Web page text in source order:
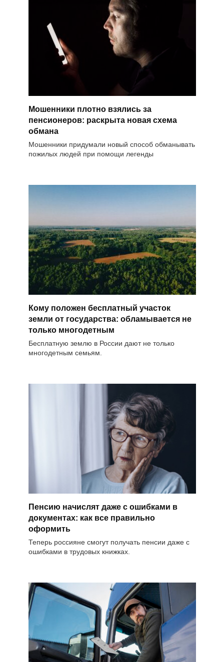
Мошенники плотно взялись за
пенсионеров: раскрыта новая схема
обмана
Мошенники придумали новый способ обманывать
пожилых людей при помощи легенды
Кому положен бесплатный участок
земли от государства: обламывается не
только многодетным
Бесплатную землю в России дают не только
многодетным семьям.
Пенсию начислят даже с ошибками в
документах: как все правильно
оформить
Теперь россияне смогут получать пенсии даже с
ошибками в трудовых книжках.